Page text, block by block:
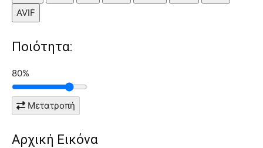
AVIF
Ποιότητα:
80%
Μετατροπή
Αρχική Εικόνα